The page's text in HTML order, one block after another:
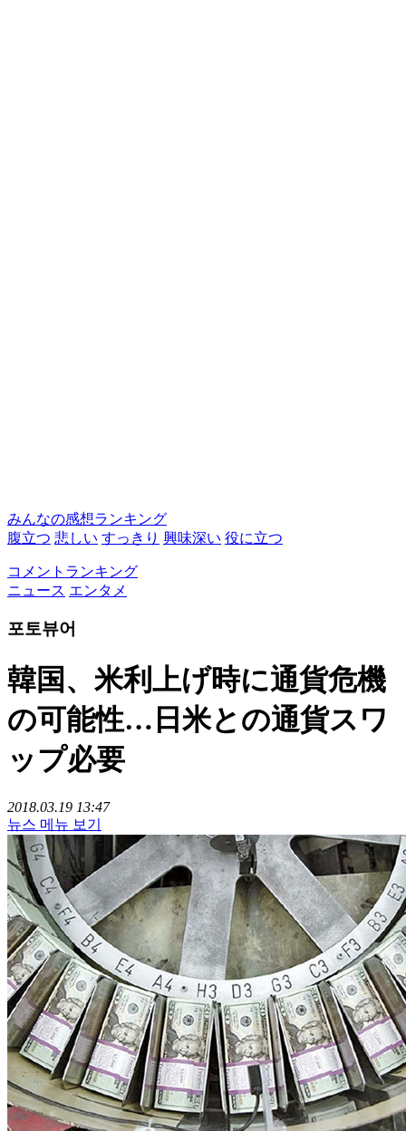
みんなの感想ランキング
腹立つ 悲しい すっきり 興味深い 役に立つ
コメントランキング
ニュース エンタメ
포토뷰어
韓国、米利上げ時に通貨危機
の可能性…日米との通貨スワ
ップ必要
2018.03.19 13:47
뉴스 메뉴 보기